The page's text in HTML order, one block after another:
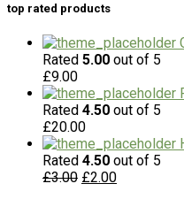
top rated products
Rated 5.00 out of 5
£9.00
Rated 4.50 out of 5
£20.00
Rated 4.50 out of 5
£3.00 £2.00